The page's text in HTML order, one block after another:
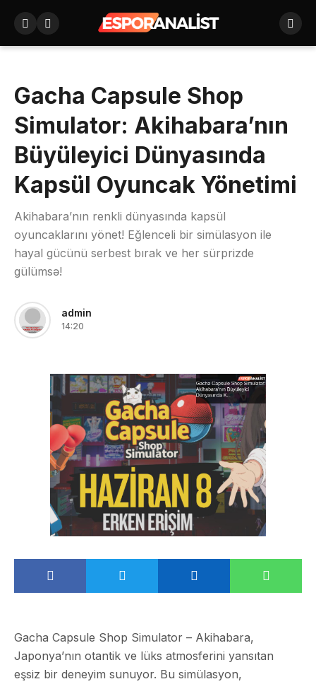
Gacha Capsule Shop
Simulator: Akihabara’nın
Büyüleyici Dünyasında
Kapsül Oyuncak Yönetimi
Akihabara’nın renkli dünyasında kapsül
oyuncaklarını yönet! Eğlenceli bir simülasyon ile
hayal gücünü serbest bırak ve her sürprizde
gülümsə!
admin
14:20
Gacha Capsule Shop Simulator – Akihabara,
Japonya’nın otantik ve lüks atmosferini yansıtan
eşsiz bir deneyim sunuyor. Bu simülasyon,